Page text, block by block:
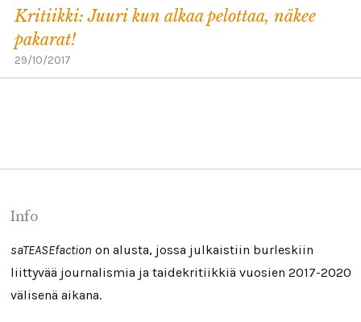
Kritiikki: Juuri kun alkaa pelottaa, näkee
pakarat!
29/10/2017
Info
saTEASEfaction on alusta, jossa julkaistiin burleskiin
liittyvää journalismia ja taidekritiikkiä vuosien 2017-2020
välisenä aikana.